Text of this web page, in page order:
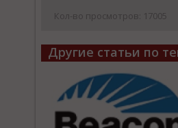
Кол-во просмотров: 17005
Другие статьи по